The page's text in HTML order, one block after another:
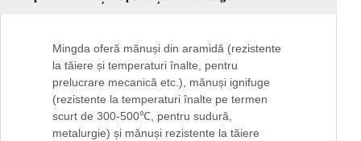
Mingda oferă mănuși din aramidă (rezistente
la tăiere și temperaturi înalte, pentru
prelucrare mecanică etc.), mănuși ignifuge
(rezistente la temperaturi înalte pe termen
scurt de 300-500℃, pentru sudură,
metalurgie) și mănuși rezistente la tăiere